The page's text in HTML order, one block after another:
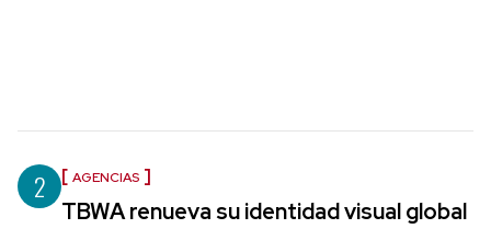
2 AGENCIAS
TBWA renueva su identidad visual global